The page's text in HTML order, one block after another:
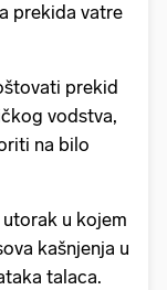
prekida vatre
prekid
vodstva,
na bilo
u kojem
kašnjenja u
talaca.